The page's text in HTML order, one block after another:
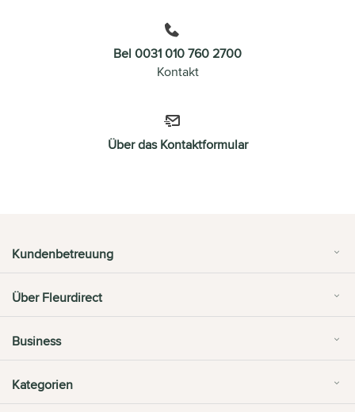
Bel 0031 010 760 2700
Kontakt
Über das Kontaktformular
Kundenbetreuung
Über Fleurdirect
Business
Kategorien